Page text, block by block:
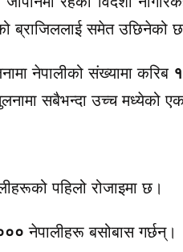
ब्राजिललाई समेत उछिनेको
नेपालीको संख्यामा करिब
सबैभन्दा उच्च मध्येको
पहिलो रोजाइमा छ।
नेपालीहरू बसोबास गर्छन्।